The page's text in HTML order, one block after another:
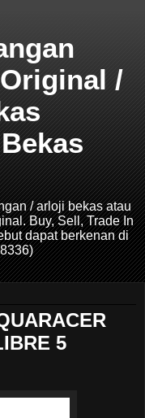
/
/ arloji bekas atau
Buy, Sell, Trade In
dapat berkenan di
5